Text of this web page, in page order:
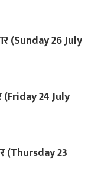
(Sunday 26 July
(Friday 24 July
(Thursday 23